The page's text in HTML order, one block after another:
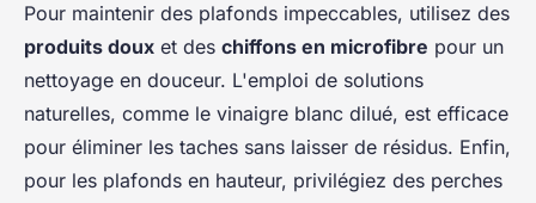
Pour maintenir des plafonds impeccables, utilisez des
produits doux et des chiffons en microfibre pour un
nettoyage en douceur. L'emploi de solutions
naturelles, comme le vinaigre blanc dilué, est efficace
pour éliminer les taches sans laisser de résidus. Enfin,
pour les plafonds en hauteur, privilégiez des perches